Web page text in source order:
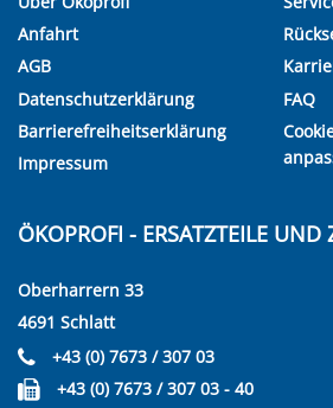
Anfahrt
AGB
Datenschutzerklärung
Barrierefreiheitserklärung
Impressum
FAQ
ÖKOPROFI - ERSATZTEILE
Oberharrern 33
4691 Schlatt
+43 (0) 7673 / 307 03
+43 (0) 7673 / 307 03 - 40